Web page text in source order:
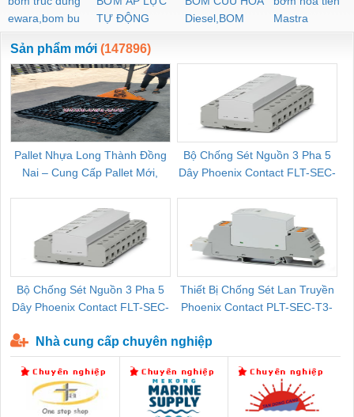
ewara,bom bu
ewara
TỰ ĐỘNG
Diesel,BOM
CHUA CHAY
Mastra
Sản phẩm mới (147896)
Pallet Nhựa Long Thành Đồng
Nai – Cung Cấp Pallet Mới,
Bộ Chống Sét Nguồn 3 Pha 5
Dây Phoenix Contact FLT-SEC-
Bộ Chống Sét Nguồn 3 Pha 5
Dây Phoenix Contact FLT-SEC-
Thiết Bị Chống Sét Lan Truyền
Phoenix Contact PLT-SEC-T3-
Nhà cung cấp chuyên nghiệp